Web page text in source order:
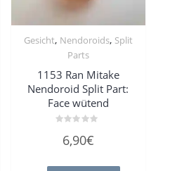
Gesicht, Nendoroids, Split
Parts
1153 Ran Mitake
Nendoroid Split Part:
Face wütend
mit
5
6,90€